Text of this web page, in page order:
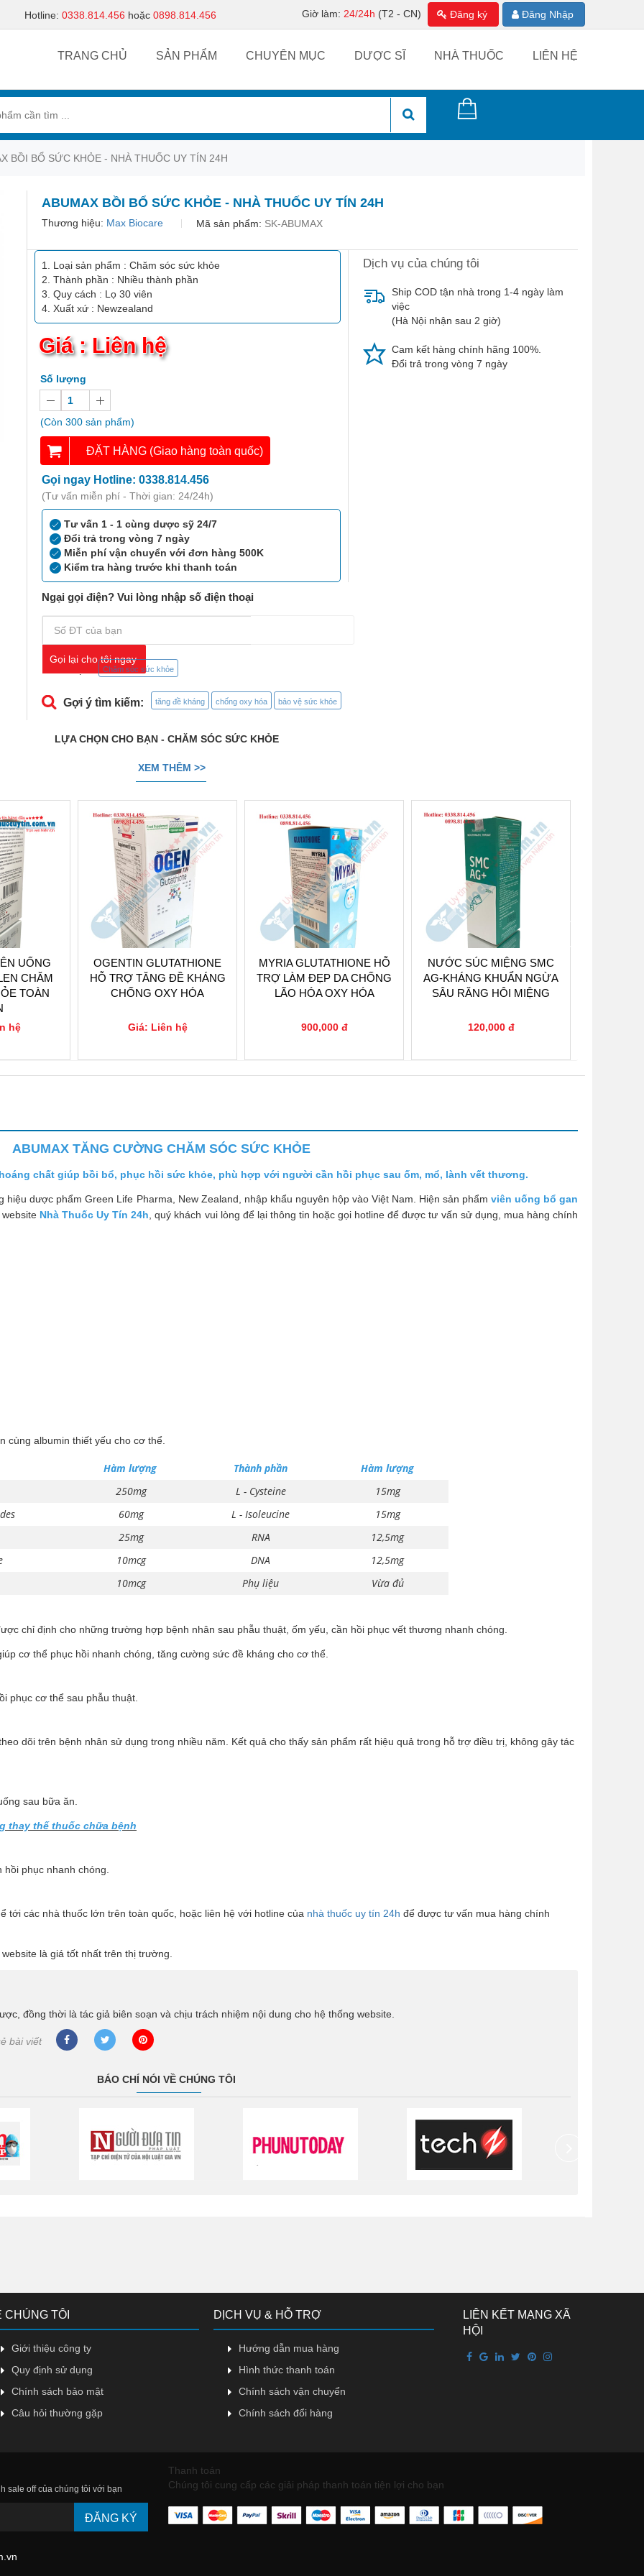
Hotline: 0338.814.456 hoặc 0898.814.456 Giờ làm: 24/24h (T2 - CN) Đăng ký Đăng Nhập
TRANG CHỦ SẢN PHẨM CHUYÊN MỤC DƯỢC SĨ NHÀ THUỐC LIÊN HỆ
BỒI BỔ SỨC KHỎE - NHÀ THUỐC UY TÍN 24H
ABUMAX BỒI BỔ SỨC KHỎE - NHÀ THUỐC UY TÍN 24H
Thương hiệu: Max Biocare Mã sản phẩm: SK-ABUMAX
Loại sản phẩm : Chăm sóc sức khỏe
Thành phần : Nhiều thành phần
Quy cách : Lọ 30 viên
Xuất xứ : Newzealand
Giá : Liên hệ
Số lượng
(Còn 300 sản phẩm)
ĐẶT HÀNG (Giao hàng toàn quốc)
Dịch vụ của chúng tôi
Ship COD tận nhà trong 1-4 ngày làm
việc
(Hà Nội nhận sau 2 giờ)
Cam kết hàng chính hãng 100%.
Đổi trả trong vòng 7 ngày
Gọi ngay Hotline: 0338.814.456
(Tư vấn miễn phí - Thời gian: 24/24h)
Tư vấn 1 - 1 cùng dược sỹ 24/7
Đổi trả trong vòng 7 ngày
Miễn phí vận chuyển với đơn hàng 500K
Kiểm tra hàng trước khi thanh toán
Ngại gọi điện? Vui lòng nhập số điện thoại
Gọi lại cho tôi ngay
Chăm sóc sức khỏe
Gợi ý tìm kiếm: tăng đề kháng chống oxy hóa bảo vệ sức khỏe
LỰA CHỌN CHO BẠN - CHĂM SÓC SỨC KHỎE
XEM THÊM >>
UỐNG
CHĂM
TOÀN
hệ
OGENTIN GLUTATHIONE
HỖ TRỢ TĂNG ĐỀ KHÁNG
CHỐNG OXY HÓA
Giá: Liên hệ
MYRIA GLUTATHIONE HỖ
TRỢ LÀM ĐẸP DA CHỐNG
LÃO HÓA OXY HÓA
900,000 đ
NƯỚC SÚC MIỆNG SMC
AG-KHÁNG KHUẨN NGỪA
SÂU RĂNG HÔI MIỆNG
120,000 đ
next
ABUMAX TĂNG CƯỜNG CHĂM SÓC SỨC KHỎE
chất giúp bồi bổ, phục hồi sức khỏe, phù hợp với người cần hồi phục sau ốm, mổ, lành vết thương.
hiệu dược phẩm Green Life Pharma, New Zealand, nhập khẩu nguyên hộp vào Việt Nam. Hiện sản phẩm viên uống bổ gan
Nhà Thuốc Uy Tín 24h , quý khách vui lòng để lại thông tin hoặc gọi hotline để được tư vấn sử dụng, mua hàng chính
cùng albumin thiết yếu cho cơ thể.
Hàm lượng Thành phần
Hàm lượng
250mg L - Cysteine
15mg
60mg L - Isoleucine
15mg
25mg RNA
12,5mg
10mcg DNA
12,5mg
10mcg Phụ liệu Vừa đủ
chỉ định cho những trường hợp bệnh nhân sau phẫu thuật, ốm yếu, cần hồi phục vết thương nhanh chóng.
cơ thể phục hồi nhanh chóng, tăng cường sức đề kháng cho cơ thể.
phục cơ thể sau phẫu thuật.
dõi trên bệnh nhân sử dụng trong nhiều năm. Kết quả cho thấy sản phẩm rất hiệu quả trong hỗ trợ điều trị, không gây tác
sau bữa ăn.
thay thế thuốc chữa bệnh
phục nhanh chóng.
tới các nhà thuốc lớn trên toàn quốc, hoặc liên hệ với hotline của nhà thuốc uy tín 24h để được tư vấn mua hàng chính
là giá tốt nhất trên thị trường.
đồng thời là tác giả biên soạn và chịu trách nhiệm nội dung cho hệ thống website.
bài viết
BÁO CHÍ NÓI VỀ CHÚNG TÔI
CHÚNG TÔI
Giới thiệu công ty
Quy định sử dụng
Chính sách bảo mật
Câu hỏi thường gặp
DỊCH VỤ & HỖ TRỢ
Hướng dẫn mua hàng
Hình thức thanh toán
Chính sách vận chuyển
Chính sách đổi hàng
LIÊN KẾT MẠNG XÃ
HỘI
sale off của chúng tôi với bạn
ĐĂNG KÝ
Thanh toán
Chúng tôi cung cấp các giải pháp thanh toán tiện lợi cho bạn